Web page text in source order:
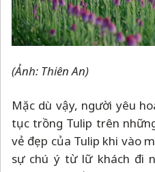
(Ảnh: Thiên An)
Mặc dù vậy, người yêu
tục trồng Tulip trên
vẻ đẹp của Tulip khi vào
sự chú ý từ lữ khách đi